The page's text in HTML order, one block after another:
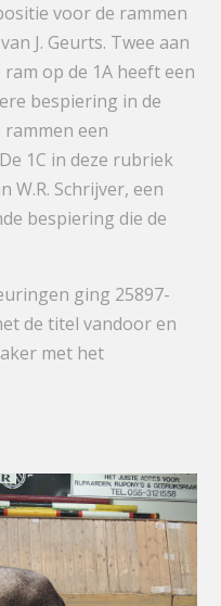
voor de rammen
J. Geurts. Twee aan
op de 1A heeft een
bespiering in de
een
1C in deze rubriek
W.R. Schrijver, een
bespiering die de
ging 25897-
de titel vandoor en
met het